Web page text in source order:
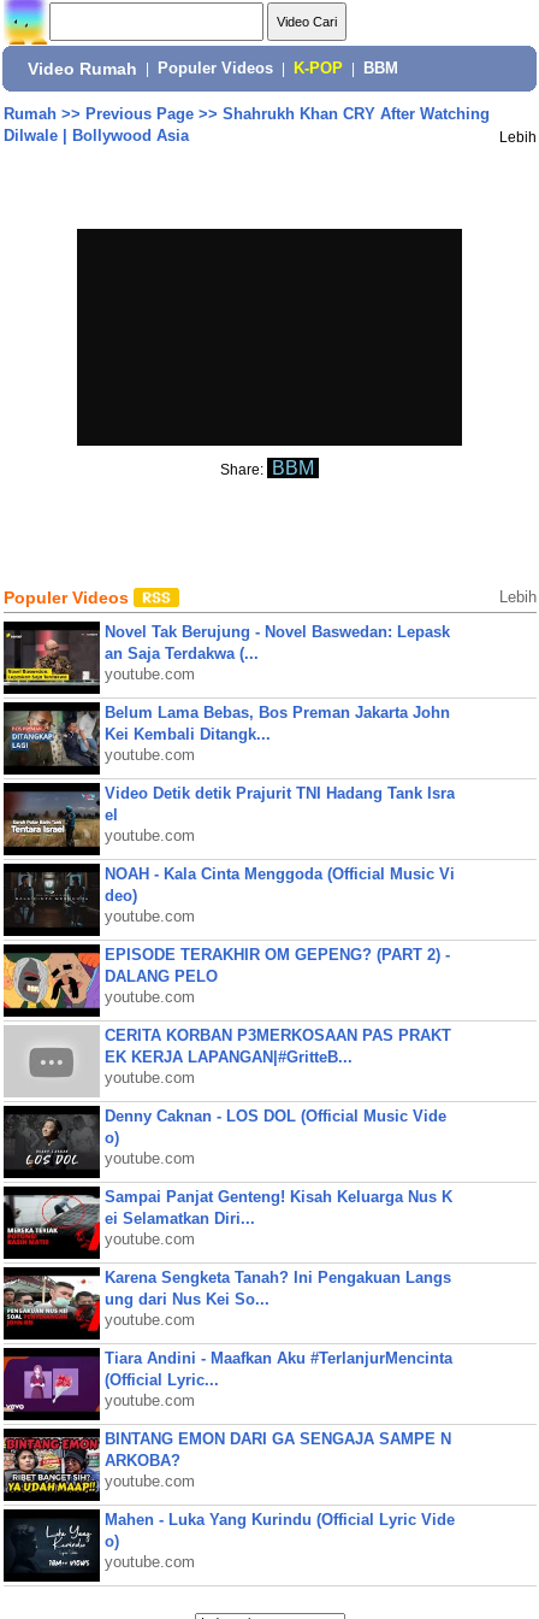
Video Rumah Populer Videos K-POP BBM
Rumah>> Previous Page>> Shahrukh Khan CRY After Watching
Dilwale | Bollywood Asia
Lebih
Share: BBM
Populer Videos Lebih
Novel Tak Berujung - Novel Baswedan: Lepask
an Saja Terdakwa (...
youtube.com
Belum Lama Bebas, Bos Preman Jakarta John
Kei Kembali Ditangk...
youtube.com
Video Detik detik Prajurit TNI Hadang Tank Isra
el
youtube.com
NOAH - Kala Cinta Menggoda (Official Music Vi
deo)
youtube.com
EPISODE TERAKHIR OM GEPENG? (PART 2) -
DALANG PELO
youtube.com
CERITA KORBAN P3MERKOSAAN PAS PRAKT
EK KERJA LAPANGAN|#GritteB...
youtube.com
Denny Caknan - LOS DOL (Official Music Vide
o)
youtube.com
Sampai Panjat Genteng! Kisah Keluarga Nus K
ei Selamatkan Diri...
youtube.com
Karena Sengketa Tanah? Ini Pengakuan Langs
ung dari Nus Kei So...
youtube.com
Tiara Andini - Maafkan Aku #TerlanjurMencinta
(Official Lyric...
youtube.com
BINTANG EMON DARI GA SENGAJA SAMPE N
ARKOBA?
youtube.com
Mahen - Luka Yang Kurindu (Official Lyric Vide
o)
youtube.com